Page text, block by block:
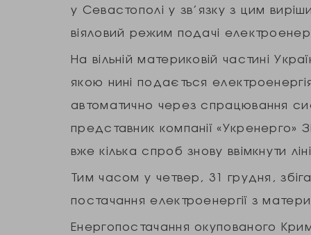
у Севастополі у зв’язку з цим
віяловий режим подачі
На вільній материковій частині
якою нині подається
автоматично через спрацювання
представник компанії «Укренерго»
вже кілька спроб знову ввімкнути
Тим часом у четвер, 31 грудня,
постачання електроенергії з
Енергопостачання окупованого